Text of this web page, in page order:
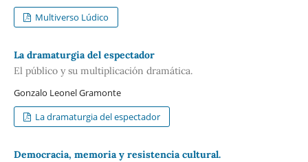
Multiverso Lúdico
La dramaturgia del espectador
El público y su multiplicación dramática.
Gonzalo Leonel Gramonte
La dramaturgia del espectador
Democracia, memoria y resistencia cultural.